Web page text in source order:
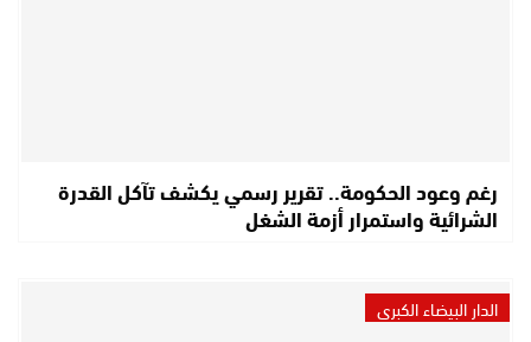
رغم وعود الحكومة.. تقرير رسمي يكشف تآكل القدرة
الشرائية واستمرار أزمة الشغل
الدار البيضاء الكبرى